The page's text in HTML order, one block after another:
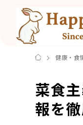
健康・食
菜食
報を